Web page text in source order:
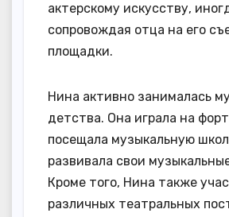
актерскому искусству,
сопровождая отца на его
площадки.
Нина активно занималась
детства. Она играла на
посещала музыкальную
развивала свои
Кроме того, Нина также
различных театральных